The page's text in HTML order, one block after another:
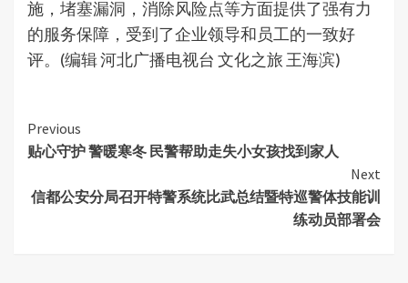
施，堵塞漏洞，消除风险点等方面提供了强有力
的服务保障，受到了企业领导和员工的一致好
评。(编辑 河北广播电视台 文化之旅 王海滨)
Continue
Reading
Previous
贴心守护 警暖寒冬 民警帮助走失小女孩找到家人
Next
信都公安分局召开特警系统比武总结暨特巡警体技能训
练动员部署会